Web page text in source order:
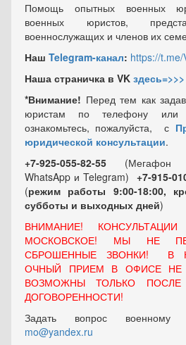
Помощь опытных военных
военных юристов,
военнослужащих и членов их
Наш Telegram-канал: https://
Наша страничка в VK здесь=>>>
*Внимание! Перед тем как
юристам по телефону или
ознакомьтесь, пожалуйста, с
юридической консультации.
+7-925-055-82-55 (Мегафон
WhatsApp и Telegram) +7-915-
(режим работы 9:00-18:00,
субботы и выходных дней)
ВНИМАНИЕ!
МОСКОВСКОЕ! МЫ НЕ
СБРОШЕННЫЕ ЗВОНКИ! В
ОЧНЫЙ ПРИЕМ В ОФИСЕ НЕ
ВОЗМОЖНЫ ТОЛЬКО ПОСЛЕ
ДОГОВОРЕННОСТИ!
Задать вопрос военному
mo@yandex.ru